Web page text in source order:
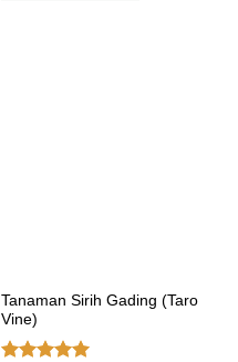
Tanaman Sirih Gading (Taro
Vine)